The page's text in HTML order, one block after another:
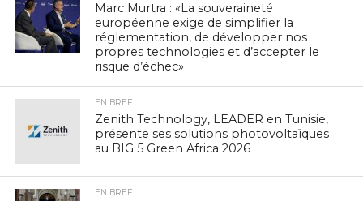
Marc Murtra : «La souveraineté
européenne exige de simplifier la
réglementation, de développer nos
propres technologies et d’accepter le
risque d’échec»
EN BREF
Zenith Technology, LEADER en Tunisie,
présente ses solutions photovoltaïques
au BIG 5 Green Africa 2026
EN BREF